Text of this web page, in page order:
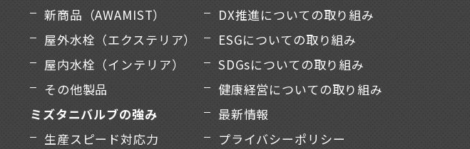
新商品（AWAMIST）
屋外水栓（エクステリア）
屋内水栓（インテリア）
その他製品
ミズタニバルブの強み
生産スピード対応力
DX推進についての取り組み
ESGについての取り組み
SDGsについての取り組み
健康経営についての取り組み
最新情報
プライバシーポリシー